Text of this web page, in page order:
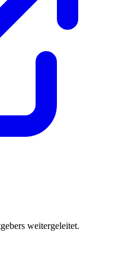
weitergeleitet.